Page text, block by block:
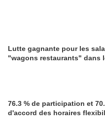
Lutte gagnante pour les
"wagons restaurants" dans
76.3 % de participation et
d'accord des horaires